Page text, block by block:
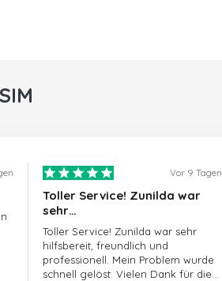
Vor 9 Tagen
Toller Service! Zunilda war
sehr…
Toller Service! Zunilda war sehr
hilfsbereit, freundlich und
professionell. Mein Problem wurde
schnell gelöst. Vielen Dank für die